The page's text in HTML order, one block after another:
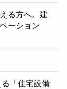
る方へ。建
ーション
「住宅設備